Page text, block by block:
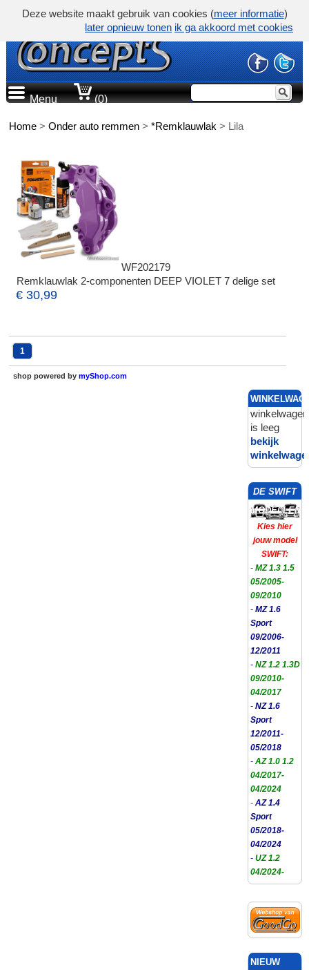
Menu (0)
Home >Onder auto remmen >*Remklauwlak > Lila
WF202179
Remklauwlak 2-componenten DEEP VIOLET 7 delige set
€ 30,99
1
shop powered bymyShop.com
winkelwagen
is leeg
bekijk
DE SWIFT
MODELLEN
Kies hier
jouw model
SWIFT:
- MZ 1.3 1.5
05/2005-
09/2010
- MZ 1.6
Sport
09/2006-
12/2011
- NZ 1.2 1.3D
09/2010-
04/2017
- NZ 1.6
Sport
12/2011-
05/2018
- AZ 1.0 1.2
04/2017-
04/2024
- AZ 1.4
Sport
05/2018-
04/2024
- UZ 1.2
04/2024-
NIEUW
Deze website maakt gebruik van cookies (meer informatie)
later opnieuw tonen ik ga akkoord met cookies